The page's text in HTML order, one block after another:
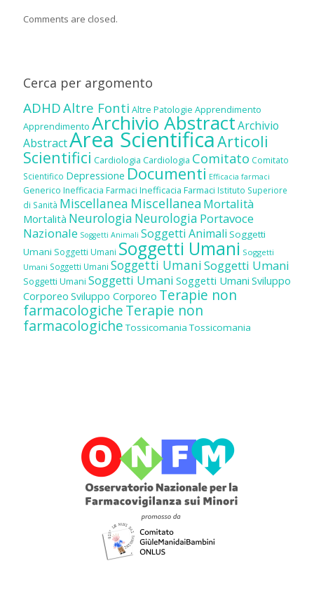
Comments are closed.
Cerca per argomento
ADHDAltre Fonti Altre Patologie Apprendimento
Apprendimento Archivio AbstractArchivio
AbstractArea ScientificaArticoli
Scientifici Cardiologia Cardiologia Comitato Comitato
Scientifico Depressione Documenti Efficacia farmaci
Generico Inefficacia Farmaci Inefficacia Farmaci Istituto Superiore
di Sanità Miscellanea Miscellanea Mortalità
Mortalità Neurologia Neurologia Portavoce
Nazionale Soggetti Animali Soggetti Animali Soggetti
Umani Soggetti Umani Soggetti Umani Soggetti
Umani Soggetti Umani Soggetti UmaniSoggetti Umani
Soggetti Umani Soggetti Umani Soggetti Umani Sviluppo
Corporeo Sviluppo Corporeo Terapie non
farmacologicheTerapie non
farmacologiche Tossicomania Tossicomania